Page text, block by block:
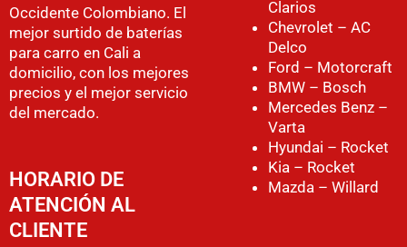
Occidente Colombiano. El
mejor surtido de baterías
para carro en Cali a
domicilio, con los mejores
precios y el mejor servicio
del mercado.
HORARIO DE
ATENCIÓN AL
CLIENTE
Clarios
Chevrolet – AC
Delco
Ford – Motorcraft
BMW – Bosch
Mercedes Benz –
Varta
Hyundai – Rocket
Kia – Rocket
Mazda – Willard